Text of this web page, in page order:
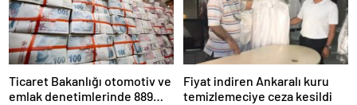
Ticaret Bakanlığı otomotiv ve
emlak denetimlerinde 889
Fiyat indiren Ankaralı kuru
temizlemeciye ceza kesildi